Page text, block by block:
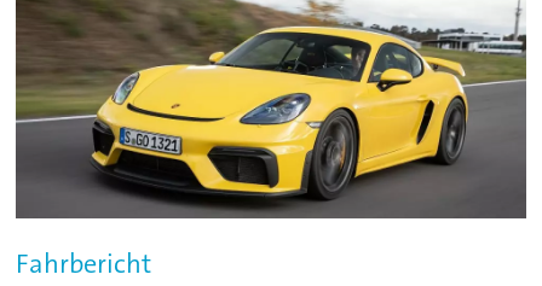
Fahrbericht